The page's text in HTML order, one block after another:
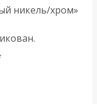
никель/хром»